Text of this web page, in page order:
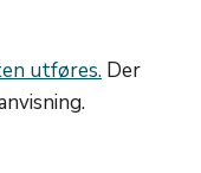
utføres. Der